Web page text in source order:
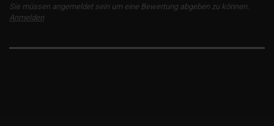
Sie müssen angemeldet sein um eine Bewertung abgeben zu können.
Anmelden